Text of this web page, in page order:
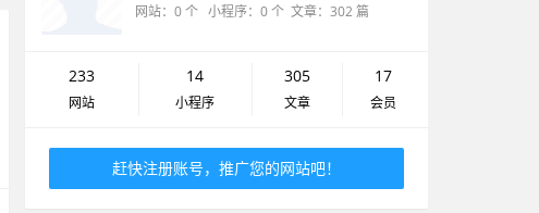
网站：0 个 小程序：0 个 文章：302 篇
233
网站
14
小程序
305
文章
17
会员
赶快注册账号，推广您的网站吧！